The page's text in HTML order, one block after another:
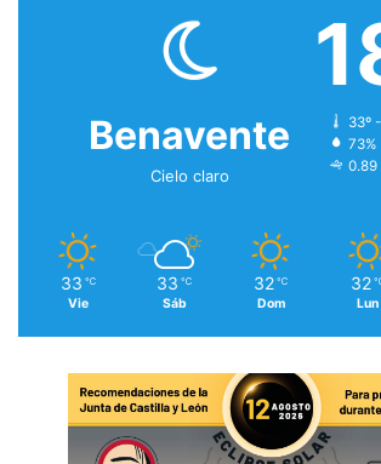
Benavente
Cielo claro
33º
73%
0.89
33 ℃
Vie
33 ℃
Sáb
32 ℃
Dom
32
Lun